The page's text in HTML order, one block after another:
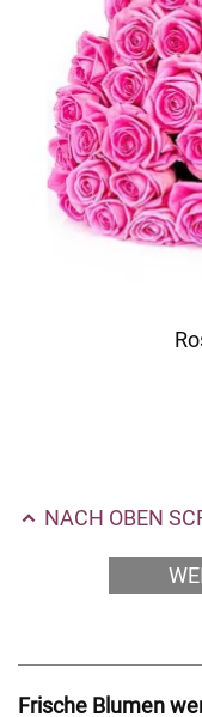
NACH OBEN
Frische Blumen